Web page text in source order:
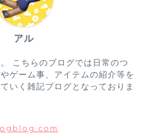
アル
こちらのブログでは日常のつ
ゲーム事、アイテムの紹介等を
いく雑記ブログとなっておりま